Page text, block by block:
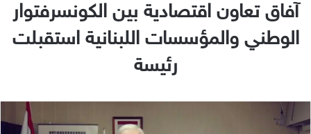
آفاق تعاون اقتصادية بين الكونسرفتوار
الوطني والمؤسسات اللبنانية استقبلت
رئيسة